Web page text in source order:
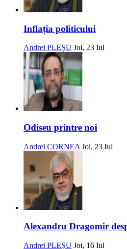
Inflația politicului
Andrei PLEȘU Joi, 23 Iul
Odiseu printre noi
Andrei CORNEA Joi, 23 Iul
Alexandru Dragomir
Andrei PLEȘU Joi, 16 Iul